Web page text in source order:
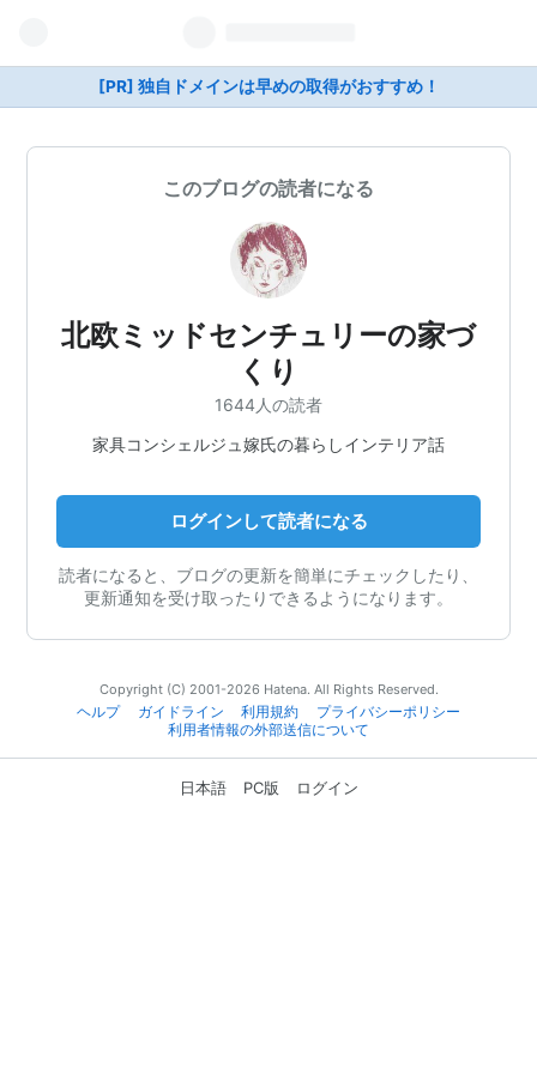
[PR] 独自ドメインは早めの取得がおすすめ！
このブログの読者になる
北欧ミッドセンチュリーの家づ
くり
1644人の読者
家具コンシェルジュ嫁氏の暮らしインテリア話
ログインして読者になる
読者になると、ブログの更新を簡単にチェックしたり、
更新通知を受け取ったりできるようになります。
Copyright (C) 2001-2026 Hatena. All Rights Reserved.
ヘルプ
ガイドライン 利用規約
プライバシーポリシー
利用者情報の外部送信について
日本語 PC版 ログイン